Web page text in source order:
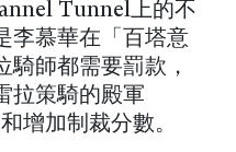
Tunnel上的不
李慕華在「百塔意
騎師都需要罰款，
拉策騎的殿軍
增加制裁分數。